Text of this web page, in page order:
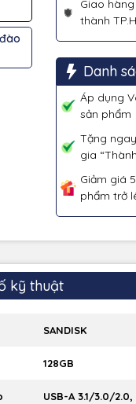
Giao
thành
Danh
Áp dụng
sản phẩm
Tặng
gia
Giảm giá
phẩm trở
kỹ thuật
SANDISK
128GB
USB-A 3.1/3.0/